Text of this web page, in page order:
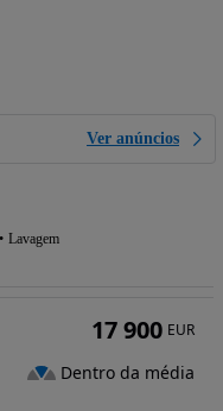
Ver anúncios
Lavagem
17 900 EUR
Dentro da média